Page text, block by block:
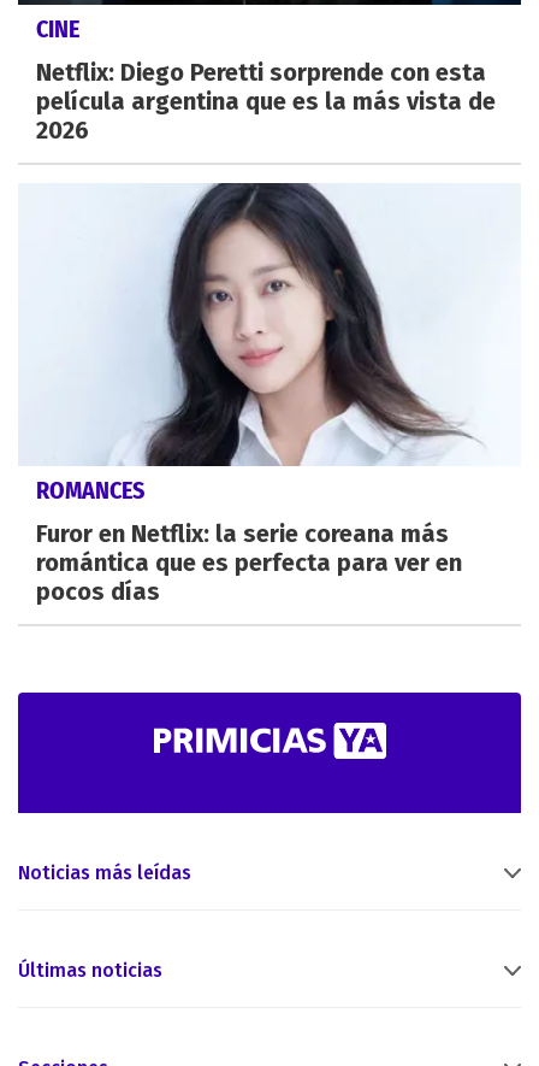
CINE
Netflix: Diego Peretti sorprende con esta
película argentina que es la más vista de
2026
ROMANCES
Furor en Netflix: la serie coreana más
romántica que es perfecta para ver en
pocos días
Noticias más leídas
Últimas noticias